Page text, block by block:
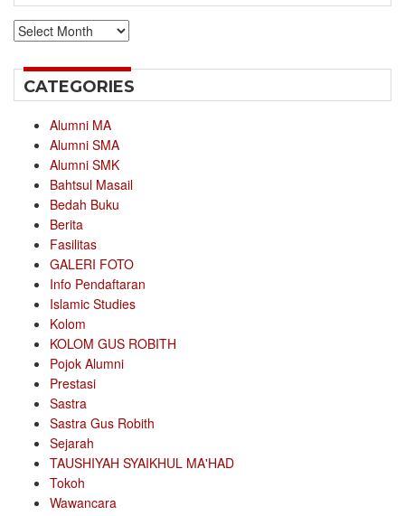
Archives
CATEGORIES
Alumni MA
Alumni SMA
Alumni SMK
Bahtsul Masail
Bedah Buku
Berita
Fasilitas
GALERI FOTO
Info Pendaftaran
Islamic Studies
Kolom
KOLOM GUS ROBITH
Pojok Alumni
Prestasi
Sastra
Sastra Gus Robith
Sejarah
TAUSHIYAH SYAIKHUL MA'HAD
Tokoh
Wawancara